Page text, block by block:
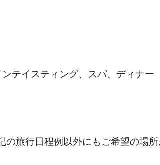
テイスティング、スパ、ディナー
旅行日程例以外にもご希望の場